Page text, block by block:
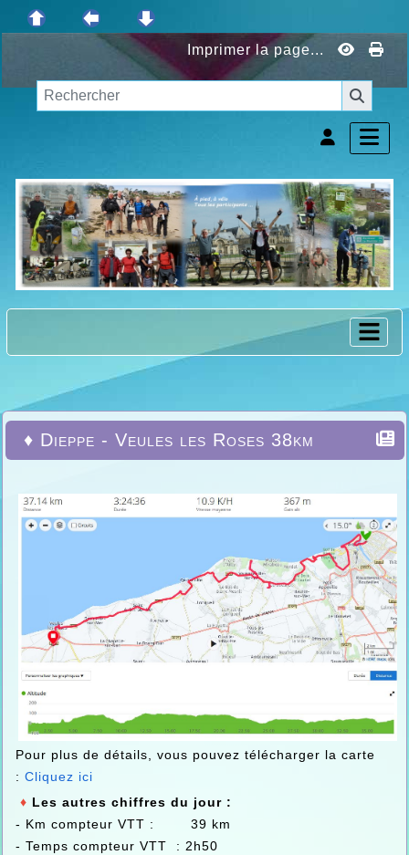
Imprimer la page...
♦ Dieppe - Veules les Roses 38km
Pour plus de détails, vous pouvez télécharger la carte
: Cliquez ici
♦ Les autres chiffres du jour :
- Km compteur VTT : 39 km
- Temps compteur VTT : 2h50